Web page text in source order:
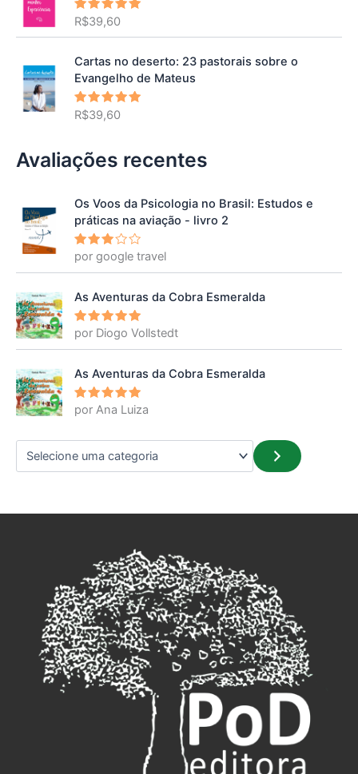
Avaliação
de 5
R$39,60
Cartas no deserto: 23 pastorais sobre o
Evangelho de Mateus
Avaliação
de 5
R$39,60
Avaliações recentes
Os Voos da Psicologia no Brasil: Estudos e
práticas na aviação - livro 2
Avalia
ção3
por google travel
As Aventuras da Cobra Esmeralda
Avaliação
5
por Diogo Vollstedt
As Aventuras da Cobra Esmeralda
Avaliação
5
por Ana Luiza